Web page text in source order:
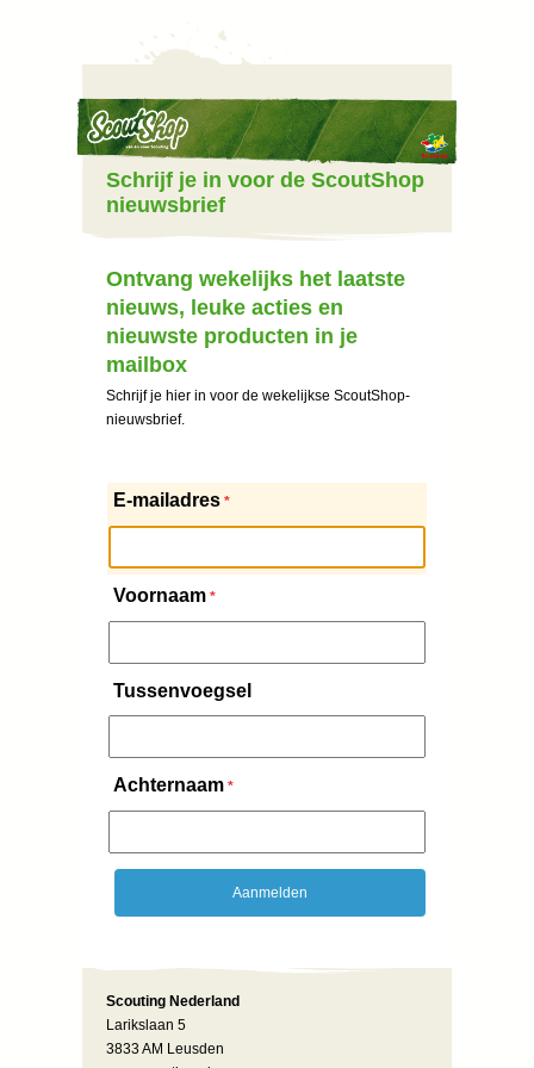
Schrijf je in voor de ScoutShop
nieuwsbrief
Ontvang wekelijks het laatste
nieuws, leuke acties en
nieuwste producten in je
mailbox
Schrijf je hier in voor de wekelijkse ScoutShop-
nieuwsbrief.
E-mailadres *
Voornaam *
Tussenvoegsel
Achternaam *
Scouting Nederland
Larikslaan 5
3833 AM Leusden